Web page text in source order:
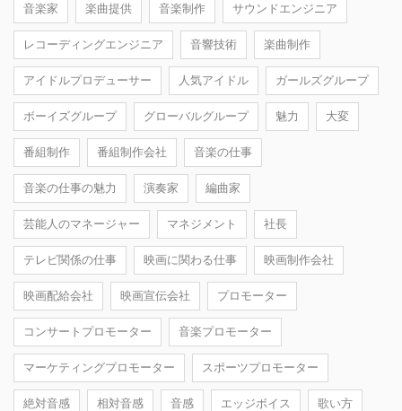
音楽家 楽曲提供 音楽制作 サウンドエンジニア
レコーディングエンジニア 音響技術 楽曲制作
アイドルプロデューサー 人気アイドル ガールズグループ
ボーイズグループ グローバルグループ 魅力 大変
番組制作 番組制作会社 音楽の仕事
音楽の仕事の魅力 演奏家 編曲家
芸能人のマネージャー マネジメント 社長
テレビ関係の仕事 映画に関わる仕事 映画制作会社
映画配給会社 映画宣伝会社 プロモーター
コンサートプロモーター 音楽プロモーター
マーケティングプロモーター スポーツプロモーター
絶対音感 相対音感 音感 エッジボイス 歌い方